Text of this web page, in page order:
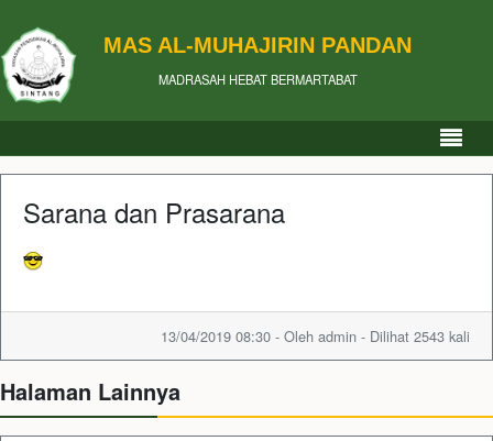
MAS AL-MUHAJIRIN PANDAN
MADRASAH HEBAT BERMARTABAT
Sarana dan Prasarana
13/04/2019 08:30 - Oleh admin - Dilihat 2543 kali
Halaman Lainnya